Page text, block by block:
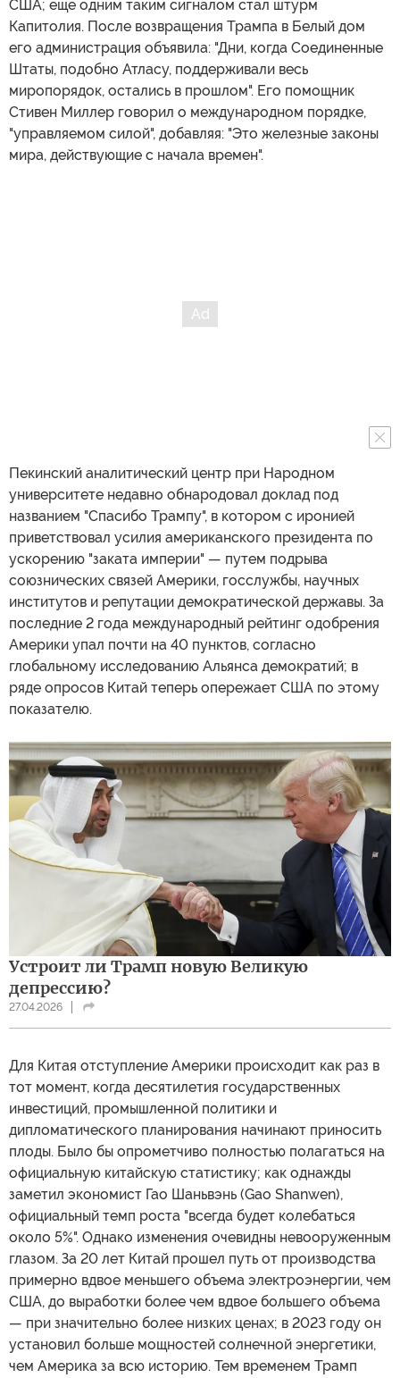
США; еще одним таким сигналом стал штурм
Капитолия. После возвращения Трампа в Белый дом
его администрация объявила: "Дни, когда Соединенные
Штаты, подобно Атласу, поддерживали весь
миропорядок, остались в прошлом". Его помощник
Стивен Миллер говорил о международном порядке,
"управляемом силой", добавляя: "Это железные законы
мира, действующие с начала времен".
Пекинский аналитический центр при Народном
университете недавно обнародовал доклад под
названием "Спасибо Трампу", в котором с иронией
приветствовал усилия американского президента по
ускорению "заката империи" — путем подрыва
союзнических связей Америки, госслужбы, научных
институтов и репутации демократической державы. За
последние 2 года международный рейтинг одобрения
Америки упал почти на 40 пунктов, согласно
глобальному исследованию Альянса демократий; в
ряде опросов Китай теперь опережает США по этому
показателю.
Устроит ли Трамп новую Великую
депрессию?
27.04.2026
Для Китая отступление Америки происходит как раз в
тот момент, когда десятилетия государственных
инвестиций, промышленной политики и
дипломатического планирования начинают приносить
плоды. Было бы опрометчиво полностью полагаться на
официальную китайскую статистику; как однажды
заметил экономист Гао Шаньвэнь (Gao Shanwen),
официальный темп роста "всегда будет колебаться
около 5%". Однако изменения очевидны невооруженным
глазом. За 20 лет Китай прошел путь от производства
примерно вдвое меньшего объема электроэнергии, чем
США, до выработки более чем вдвое большего объема
— при значительно более низких ценах; в 2023 году он
установил больше мощностей солнечной энергетики,
чем Америка за всю историю. Тем временем Трамп